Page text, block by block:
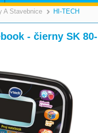
A Stavebnice HI-TECH
- čierny SK